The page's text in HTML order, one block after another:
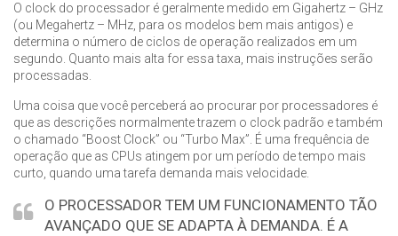
O clock do processador é geralmente medido em Gigahertz – GHz
(ou Megahertz – MHz, para os modelos bem mais antigos) e
determina o número de ciclos de operação realizados em um
segundo. Quanto mais alta for essa taxa, mais instruções serão
processadas.
Uma coisa que você perceberá ao procurar por processadores é
que as descrições normalmente trazem o clock padrão e também
o chamado “Boost Clock” ou “Turbo Max”. É uma frequência de
operação que as CPUs atingem por um período de tempo mais
curto, quando uma tarefa demanda mais velocidade.
O PROCESSADOR TEM UM FUNCIONAMENTO TÃO
AVANÇADO QUE SE ADAPTA À DEMANDA. É A